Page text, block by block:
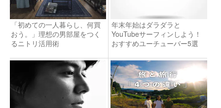
「初めての一人暮らし、何買
おう。」理想の男部屋をつく
るニトリ活用術
年末年始はダラダラと
YouTubeサーフィンしよう！
おすすめユーチューバー5選